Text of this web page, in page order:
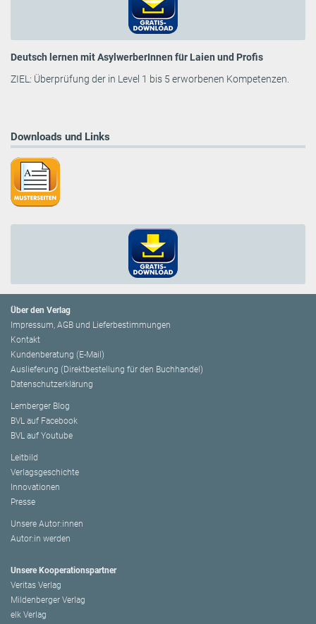
Deutsch lernen mit AsylwerberInnen für Laien und Profis
ZIEL: Überprüfung der in Level 1 bis 5 erworbenen Kompetenzen.
Downloads und Links
Über den Verlag
Impressum, AGB und Lieferbestimmungen
Kontakt
Kundenberatung (E-Mail)
Auslieferung (Direktbestellung für den Buchhandel)
Datenschutzerklärung
Lemberger Blog
BVL auf Facebook
BVL auf Youtube
Leitbild
Verlagsgeschichte
Innovationen
Presse
Unsere Autor:innen
Autor:in werden
Unsere Kooperationspartner
Veritas Verlag
Mildenberger Verlag
elk Verlag